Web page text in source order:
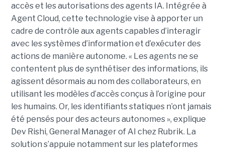
accès et les autorisations des agents IA. Intégrée à
Agent Cloud, cette technologie vise à apporter un
cadre de contrôle aux agents capables d’interagir
avec les systèmes d’information et d’exécuter des
actions de manière autonome. « Les agents ne se
contentent plus de synthétiser des informations, ils
agissent désormais au nom des collaborateurs, en
utilisant les modèles d’accès conçus à l’origine pour
les humains. Or, les identifiants statiques n’ont jamais
été pensés pour des acteurs autonomes », explique
Dev Rishi, General Manager of AI chez Rubrik. La
solution s’appuie notamment sur les plateformes